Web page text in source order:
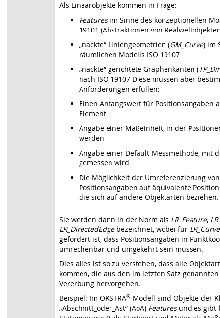
Als Linearobjekte kommen in Frage:
Features im Sinne des konzeptionellen
19101 (Abstraktionen von
„nackte“ Liniengeometrien (GM_Curve) im
räumlichen Modells ISO 19107
„nackte“ gerichtete Graphenkanten (
nach ISO 19107 Diese müssen aber
Anforderungen erfüllen:
Einen Anfangswert für Positionsangaben
Element
Angabe einer Maßeinheit, in der
werden
Angabe einer Default-Messmethode, mit
gemessen wird
Die Möglichkeit der Umreferenzierung von
Positionsangaben auf äquivalente
die sich auf andere Objektarten beziehen.
Sie werden dann in der Norm als LR_Feature,
LR_DirectedEdge bezeichnet, wobei für
gefordert ist, dass Positionsangaben in
umrechenbar und umgekehrt sein müssen.
Dies alles ist so zu verstehen, dass alle
kommen, die aus den im letzten Satz
Vererbung hervorgehen.
Beispiel: Im OKSTRA®-Modell sind Objekte der
„Abschnitt_oder_Ast“ (AoA) Features und es gibt